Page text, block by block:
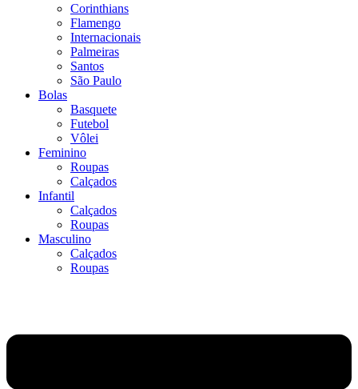
Corinthians
Flamengo
Internacionais
Palmeiras
Santos
São Paulo
Bolas
Basquete
Futebol
Vôlei
Feminino
Roupas
Calçados
Infantil
Calçados
Roupas
Masculino
Calçados
Roupas